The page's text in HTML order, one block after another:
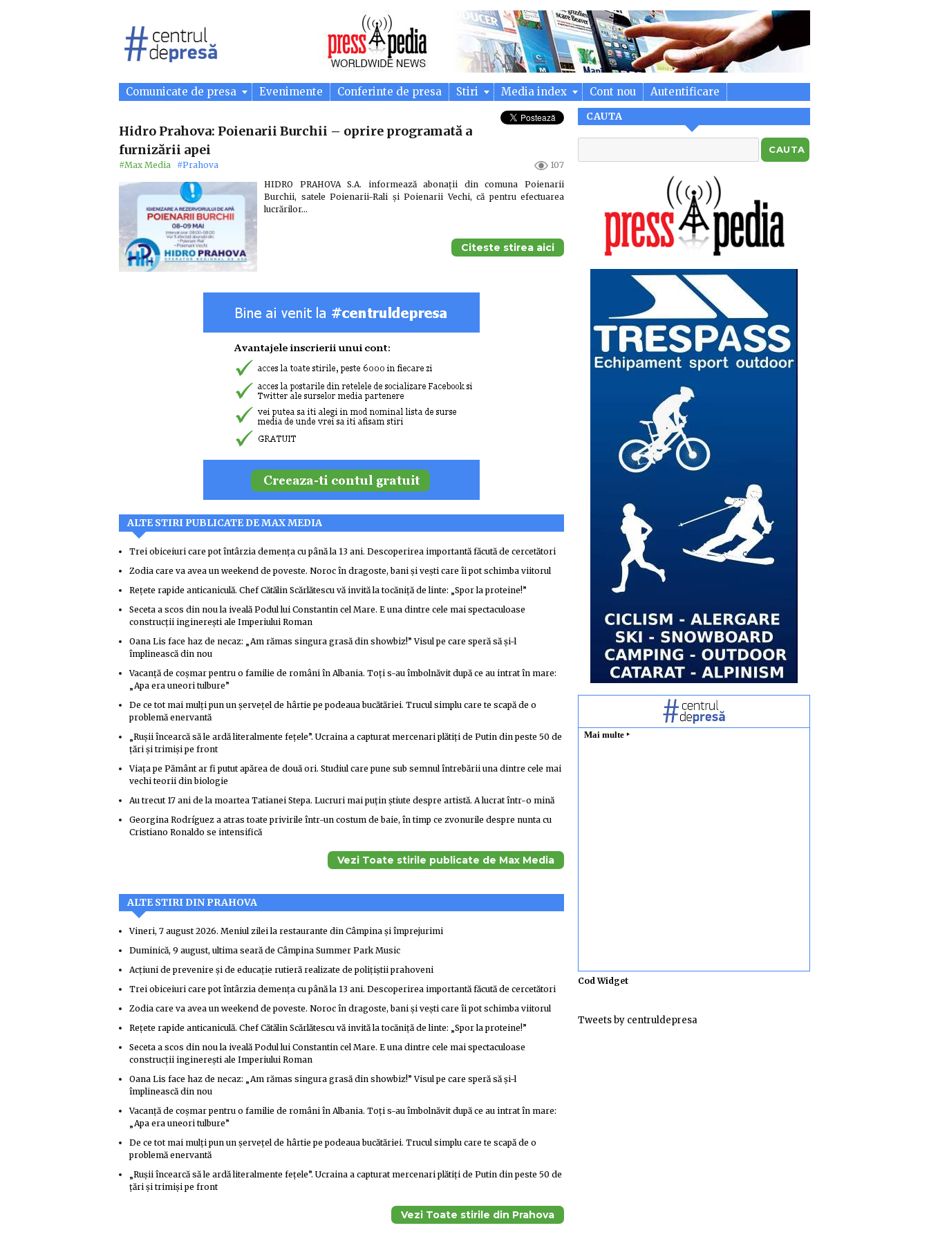
Comunicate de presa Evenimente Conferinte de presa Stiri Media index Cont nou Autentificare
Hidro Prahova: Poienarii Burchii – oprire programată a
furnizării apei
#Max Media #Prahova
107
HIDRO PRAHOVA S.A. informează abonații din comuna Poienarii
Burchii, satele Poienarii-Rali și Poienarii Vechi, că pentru efectuarea
lucrărilor…
Citeste stirea aici
ALTE STIRI PUBLICATE DE MAX MEDIA
Trei obiceiuri care pot întârzia demența cu până la 13 ani. Descoperirea importantă făcută de cercetători
Zodia care va avea un weekend de poveste. Noroc în dragoste, bani și vești care îi pot schimba viitorul
Rețete rapide anticaniculă. Chef Cătălin Scărlătescu vă invită la tocăniță de linte: „Spor la proteine!”
Seceta a scos din nou la iveală Podul lui Constantin cel Mare. E una dintre cele mai spectaculoase
construcții inginerești ale Imperiului Roman
Oana Lis face haz de necaz: „Am rămas singura grasă din showbiz!” Visul pe care speră să și-l
împlinească din nou
Vacanță de coșmar pentru o familie de români în Albania. Toți s-au îmbolnăvit după ce au intrat în mare:
„Apa era uneori tulbure”
De ce tot mai mulți pun un șervețel de hârtie pe podeaua bucătăriei. Trucul simplu care te scapă de o
problemă enervantă
„Rușii încearcă să le ardă literalmente fețele”. Ucraina a capturat mercenari plătiți de Putin din peste 50 de
țări și trimiși pe front
Viața pe Pământ ar fi putut apărea de două ori. Studiul care pune sub semnul întrebării una dintre cele mai
vechi teorii din biologie
Au trecut 17 ani de la moartea Tatianei Stepa. Lucruri mai puțin știute despre artistă. A lucrat într-o mină
Georgina Rodríguez a atras toate privirile într-un costum de baie, în timp ce zvonurile despre nunta cu
Cristiano Ronaldo se intensifică
Vezi Toate stirile publicate de Max Media
ALTE STIRI DIN PRAHOVA
Vineri, 7 august 2026. Meniul zilei la restaurante din Câmpina și împrejurimi
Duminică, 9 august, ultima seară de Câmpina Summer Park Music
Acțiuni de prevenire și de educație rutieră realizate de polițiștii prahoveni
Trei obiceiuri care pot întârzia demența cu până la 13 ani. Descoperirea importantă făcută de cercetători
Zodia care va avea un weekend de poveste. Noroc în dragoste, bani și vești care îi pot schimba viitorul
Rețete rapide anticaniculă. Chef Cătălin Scărlătescu vă invită la tocăniță de linte: „Spor la proteine!”
Seceta a scos din nou la iveală Podul lui Constantin cel Mare. E una dintre cele mai spectaculoase
construcții inginerești ale Imperiului Roman
Oana Lis face haz de necaz: „Am rămas singura grasă din showbiz!” Visul pe care speră să și-l
împlinească din nou
Vacanță de coșmar pentru o familie de români în Albania. Toți s-au îmbolnăvit după ce au intrat în mare:
„Apa era uneori tulbure”
De ce tot mai mulți pun un șervețel de hârtie pe podeaua bucătăriei. Trucul simplu care te scapă de o
problemă enervantă
„Rușii încearcă să le ardă literalmente fețele”. Ucraina a capturat mercenari plătiți de Putin din peste 50 de
țări și trimiși pe front
Vezi Toate stirile din Prahova
CAUTA
Cod Widget
Tweets by centruldepresa